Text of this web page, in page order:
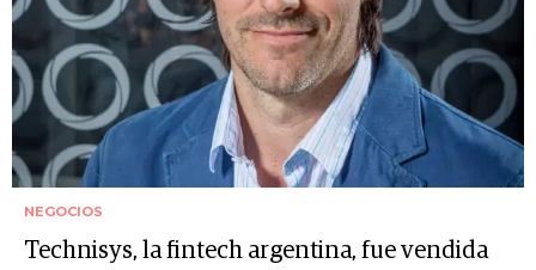
NEGOCIOS
Technisys, la fintech argentina, fue vendida